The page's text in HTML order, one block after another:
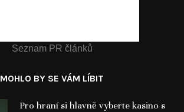
Seznam PR článků
MOHLO BY SE VÁM LÍBIT
Pro hraní si hlavně vyberte kasino s